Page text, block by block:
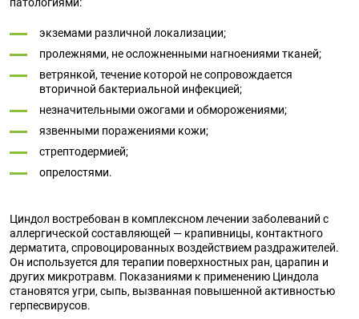
экземами различной локализации;
пролежнями, не осложненными нагноениями тканей;
ветрянкой, течение которой не сопровождается
вторичной бактериальной инфекцией;
незначительными ожогами и обморожениями;
язвенными поражениями кожи;
стрептодермией;
опрелостями.
Циндол востребован в комплексном лечении заболеваний с
аллергической составляющей — крапивницы, контактного
дерматита, спровоцированных воздействием раздражителей.
Он используется для терапии поверхностных ран, царапин и
других микротравм. Показаниями к применению Циндола
становятся угри, сыпь, вызванная повышенной активностью
герпесвирусов.